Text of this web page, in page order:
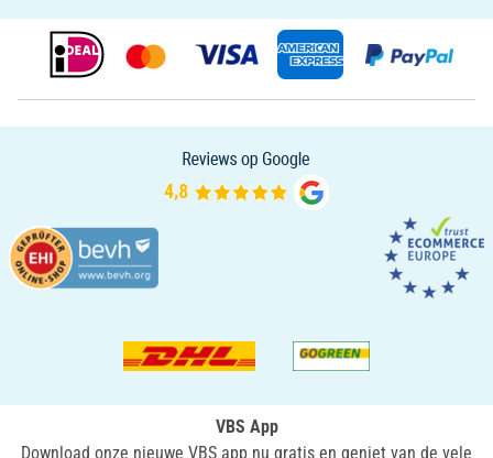
VBS App
Download onze nieuwe VBS app nu gratis en geniet van de vele